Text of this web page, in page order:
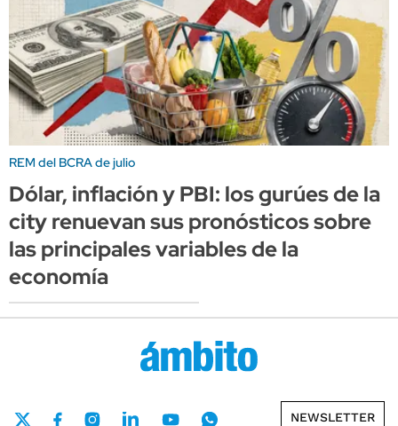
REM del BCRA de julio
Dólar, inflación y PBI: los gurúes de la
city renuevan sus pronósticos sobre
las principales variables de la
economía
NEWSLETTER